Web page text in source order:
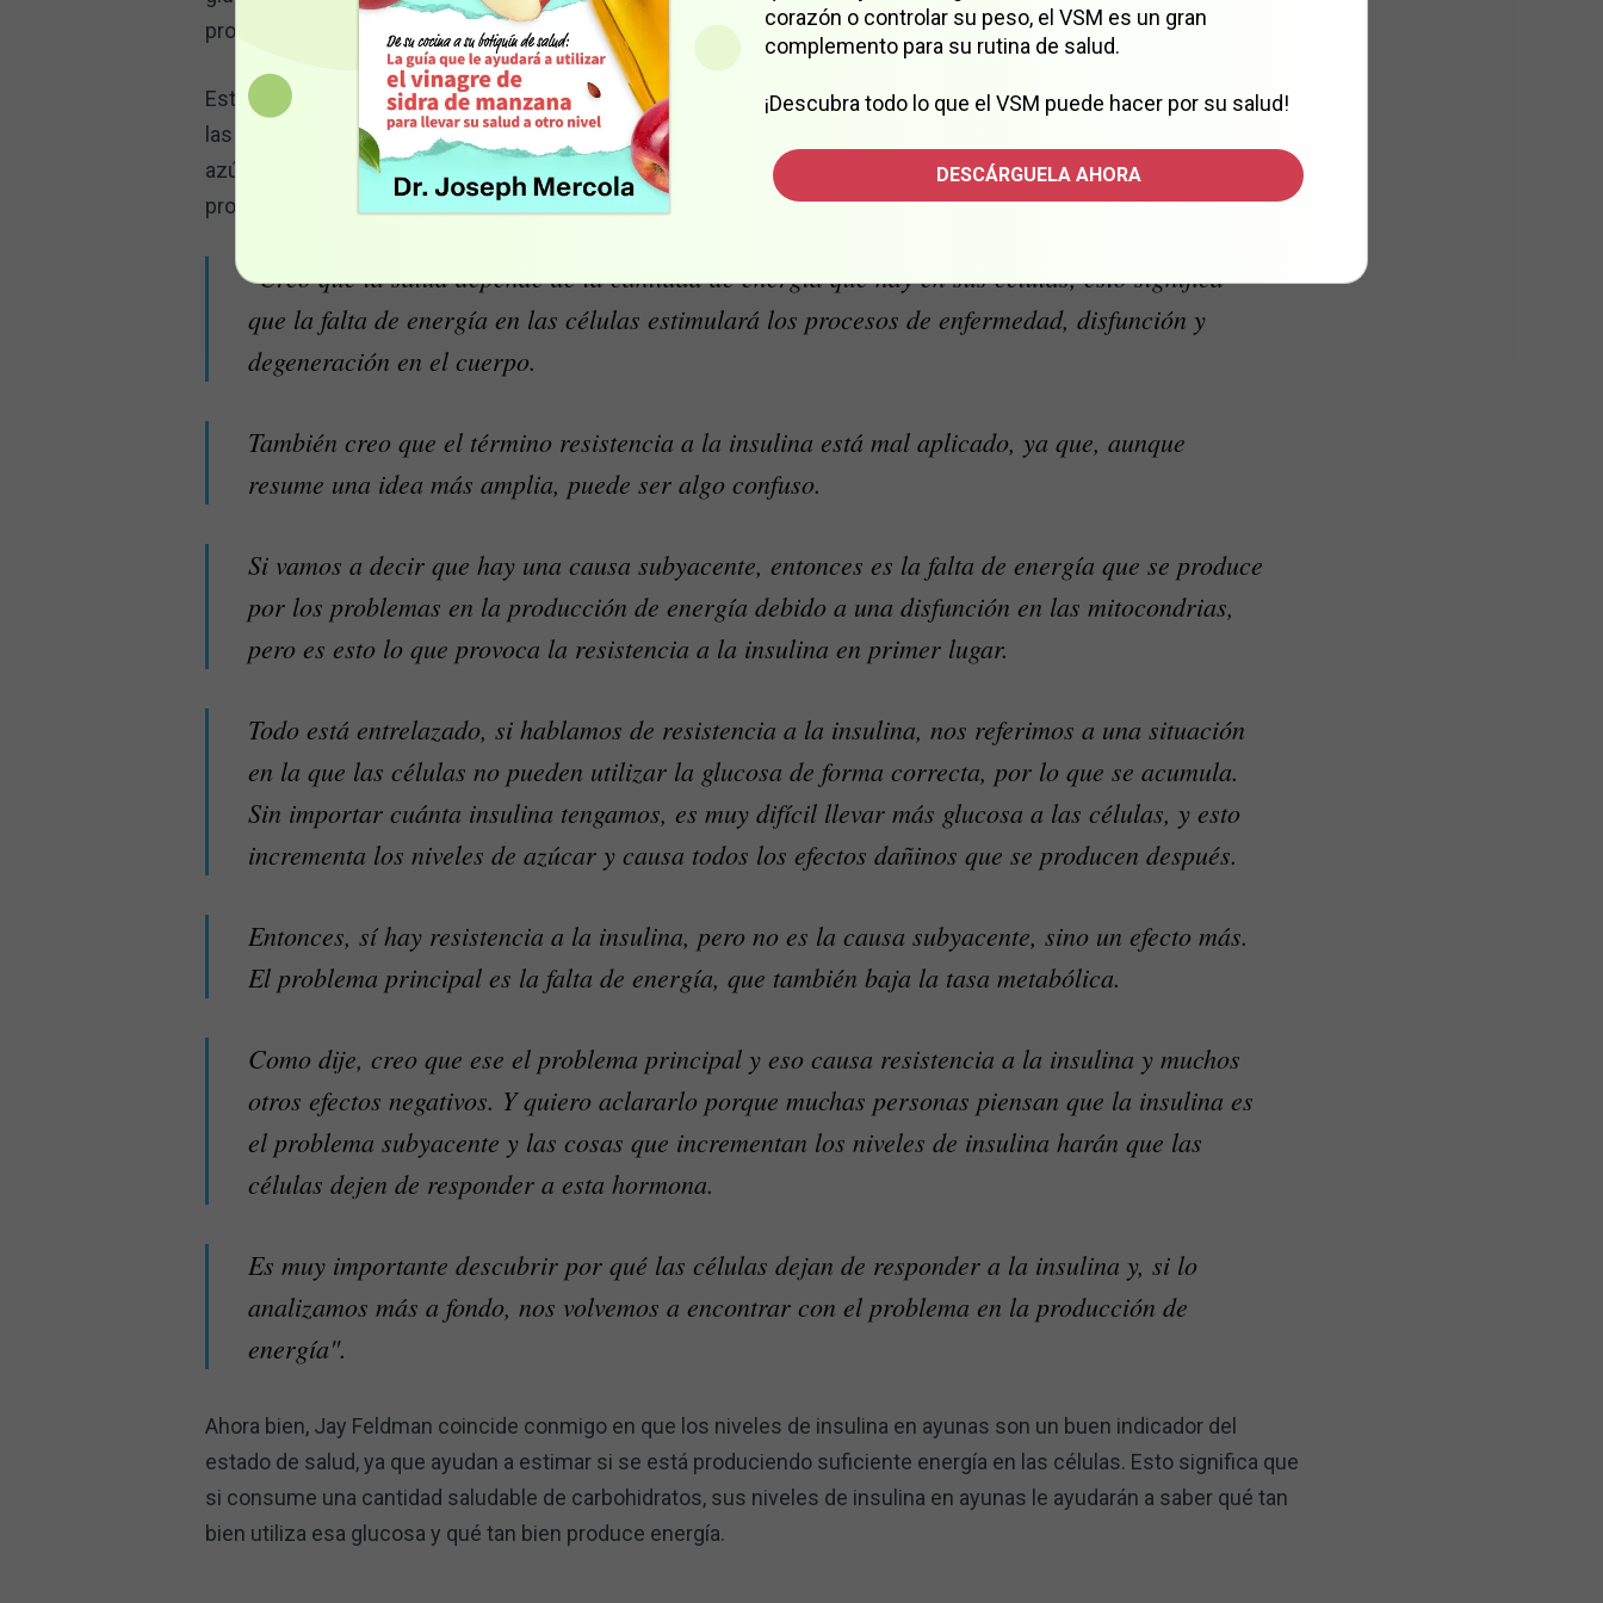
producción de lactato.
Esto obliga a que las células dependan de los ácidos grasos, y esto, junto con la acumulación de glucosa, impide que
las células absorban más glucosa, lo cual incrementa los niveles de azúcar. Entonces, los niveles elevados de
azúcar solo son un síntoma de un problema mayor: las mitocondrias no funcionan de forma correcta, por lo que no
producen suficiente energía. De acuerdo con Feldman:
"Creo que la salud depende de la cantidad de energía que hay en sus células, esto significa
que la falta de energía en las células estimulará los procesos de enfermedad, disfunción y
degeneración en el cuerpo.
También creo que el término resistencia a la insulina está mal aplicado, ya que, aunque
resume una idea más amplia, puede ser algo confuso.
Si vamos a decir que hay una causa subyacente, entonces es la falta de energía que se produce
por los problemas en la producción de energía debido a una disfunción en las mitocondrias,
pero es esto lo que provoca la resistencia a la insulina en primer lugar.
Todo está entrelazado, si hablamos de resistencia a la insulina, nos referimos a una situación
en la que las células no pueden utilizar la glucosa de forma correcta, por lo que se acumula.
Sin importar cuánta insulina tengamos, es muy difícil llevar más glucosa a las células, y esto
incrementa los niveles de azúcar y causa todos los efectos dañinos que se producen después.
Entonces, sí hay resistencia a la insulina, pero no es la causa subyacente, sino un efecto más.
El problema principal es la falta de energía, que también baja la tasa metabólica.
Como dije, creo que ese el problema principal y eso causa resistencia a la insulina y muchos
otros efectos negativos. Y quiero aclararlo porque muchas personas piensan que la insulina es
el problema subyacente y las cosas que incrementan los niveles de insulina harán que las
células dejen de responder a esta hormona.
Es muy importante descubrir por qué las células dejan de responder a la insulina y, si lo
analizamos más a fondo, nos volvemos a encontrar con el problema en la producción de
energía".
Ahora bien, Jay Feldman coincide conmigo en que los niveles de insulina en ayunas son un buen indicador del
estado de salud, ya que ayudan a estimar si se está produciendo suficiente energía en las células. Esto significa que
si consume una cantidad saludable de carbohidratos, sus niveles de insulina en ayunas le ayudarán a saber qué tan
bien utiliza esa glucosa y qué tan bien produce energía.
corazón o controlar su peso, el VSM es un gran
complemento para su rutina de salud.
¡Descubra todo lo que el VSM puede hacer por su salud!
DESCÁRGUELA AHORA